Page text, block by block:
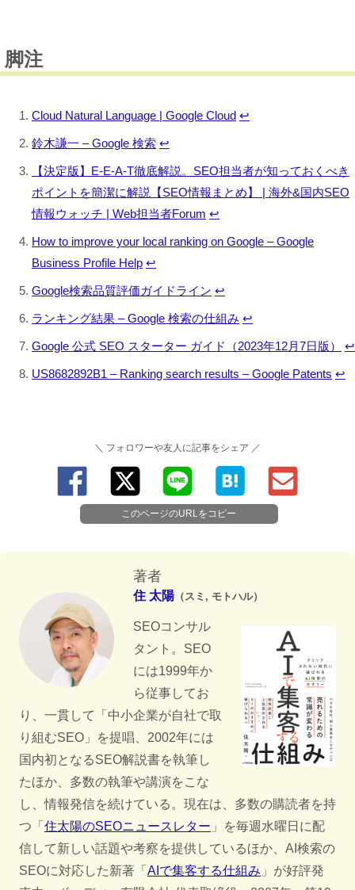
脚注
Cloud Natural Language | Google Cloud ↩︎
鈴木謙一 – Google 検索 ↩︎
【決定版】E-E-A-T徹底解説。SEO担当者が知っておくべき
ポイントを簡潔に解説【SEO情報まとめ】 | 海外&国内SEO
情報ウォッチ | Web担当者Forum ↩︎
How to improve your local ranking on Google – Google
Business Profile Help ↩︎
Google検索品質評価ガイドライン ↩︎
ランキング結果 – Google 検索の仕組み ↩︎
Google 公式 SEO スターター ガイド（2023年12月7日版） ↩︎
US8682892B1 – Ranking search results – Google Patents ↩︎
＼ フォロワーや友人に記事をシェア ／
このページのURLをコピー
著者
住 太陽 （スミ, モトハル）
SEOコンサル
タント。SEO
には1999年か
ら従事してお
り、一貫して「中小企業が自社で取
り組むSEO」を提唱、2002年には
国内初となるSEO解説書を執筆し
たほか、多数の執筆や講演をこな
し、情報発信を続けている。現在は、多数の購読者を持
つ「 住太陽のSEOニュースレター 」を毎週水曜日に配
信して新しい話題や考察を提供しているほか、AI検索の
SEOに対応した新著「 AIで集客する仕組み 」が好評発